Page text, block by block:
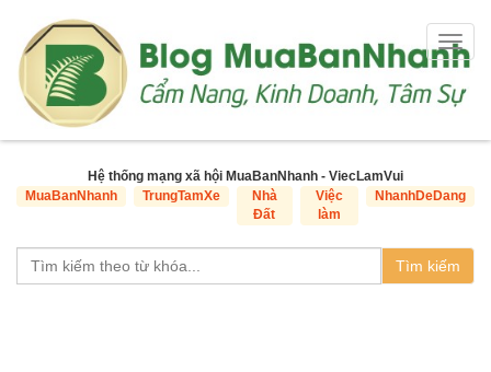
Hệ thống mạng xã hội MuaBanNhanh - ViecLamVui
MuaBanNhanh
TrungTamXe
Nhà
Đất
Việc
làm
NhanhDeDang
Tìm kiếm